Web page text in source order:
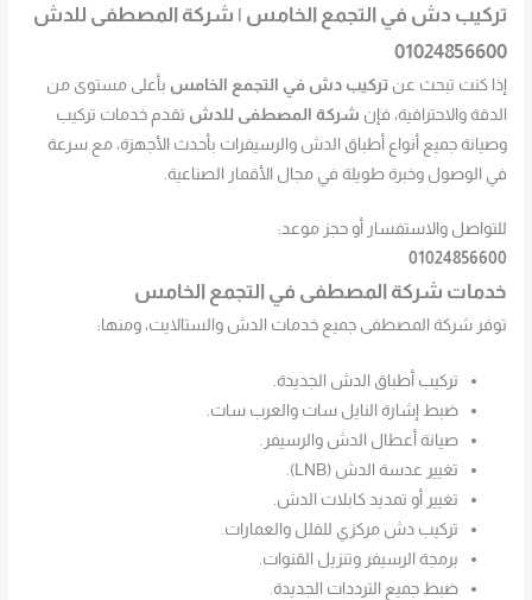
تركيب دش في التجمع الخامس | شركة المصطفى للدش
01024856600
إذا كنت تبحث عنتركيب دش في التجمع الخامس بأعلى مستوى من
الدقة والاحترافية، فإن شركة المصطفى للدش تقدم خدمات تركيب
وصيانة جميع أنواع أطباق الدش والرسيفرات بأحدث الأجهزة، مع سرعة
في الوصول وخبرة طويلة في مجال الأقمار الصناعية.
للتواصل والاستفسار أو حجز موعد:
01024856600
خدمات شركة المصطفى في التجمع الخامس
توفر شركة المصطفى جميع خدمات الدش والستالايت، ومنها:
تركيب أطباق الدش الجديدة.
ضبط إشارة النايل سات والعرب سات.
صيانة أعطال الدش والرسيفر.
تغيير عدسة الدش (LNB).
تغيير أو تمديد كابلات الدش.
تركيب دش مركزي للفلل والعمارات.
برمجة الرسيفر وتنزيل القنوات.
ضبط جميع الترددات الجديدة.